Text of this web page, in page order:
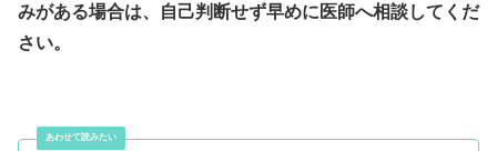
みがある場合は、自己判断せず早めに医師へ相談してくだ
さい。